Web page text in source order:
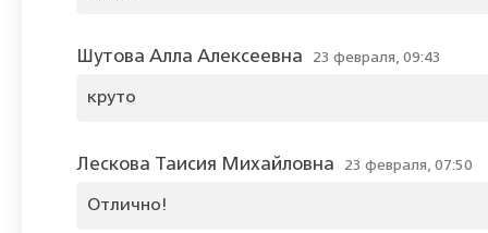
Шутова Алла Алексеевна 23 февраля, 09:43
круто
Лескова Таисия Михайловна 23 февраля, 07:50
Отлично!